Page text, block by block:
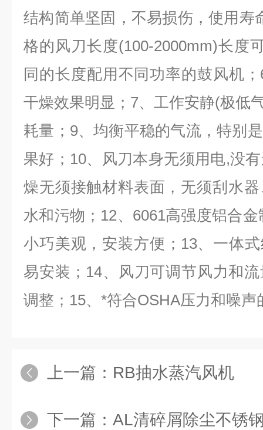
结构简单坚固，不易损伤，使用寿
格的风刀长度(100-2000mm)长度
同的长度配用不同功率的鼓风机
干燥效果明显；7、工作安静(极低
耗量；9、均衡平稳的气流，特别
果好；10、风刀本身无须用电,没
燥无须接触材料表面，无须刮水
水和污物；12、6061高强度铝合
小巧美观，安装方便；13、一体
易安装；14、风刀可调节风力和
调整；15、*符合OSHA压力和噪声
上一篇： RB抽水蒸汽风机
下一篇： AL清碎屑除尘不锈